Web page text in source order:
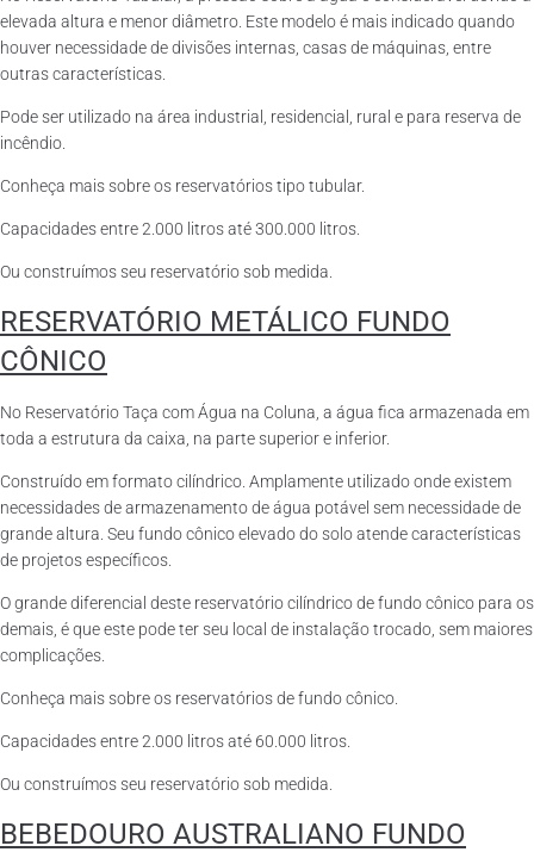
elevada altura e menor diâmetro. Este modelo é mais indicado quando
houver necessidade de divisões internas, casas de máquinas, entre
outras características.
Pode ser utilizado na área industrial, residencial, rural e para reserva de
incêndio.
Conheça mais sobre os reservatórios tipo tubular.
Capacidades entre 2.000 litros até 300.000 litros.
Ou construímos seu reservatório sob medida.
RESERVATÓRIO METÁLICO FUNDO
CÔNICO
No Reservatório Taça com Água na Coluna, a água fica armazenada em
toda a estrutura da caixa, na parte superior e inferior.
Construído em formato cilíndrico. Amplamente utilizado onde existem
necessidades de armazenamento de água potável sem necessidade de
grande altura. Seu fundo cônico elevado do solo atende características
de projetos específicos.
O grande diferencial deste reservatório cilíndrico de fundo cônico para os
demais, é que este pode ter seu local de instalação trocado, sem maiores
complicações.
Conheça mais sobre os reservatórios de fundo cônico.
Capacidades entre 2.000 litros até 60.000 litros.
Ou construímos seu reservatório sob medida.
BEBEDOURO AUSTRALIANO FUNDO